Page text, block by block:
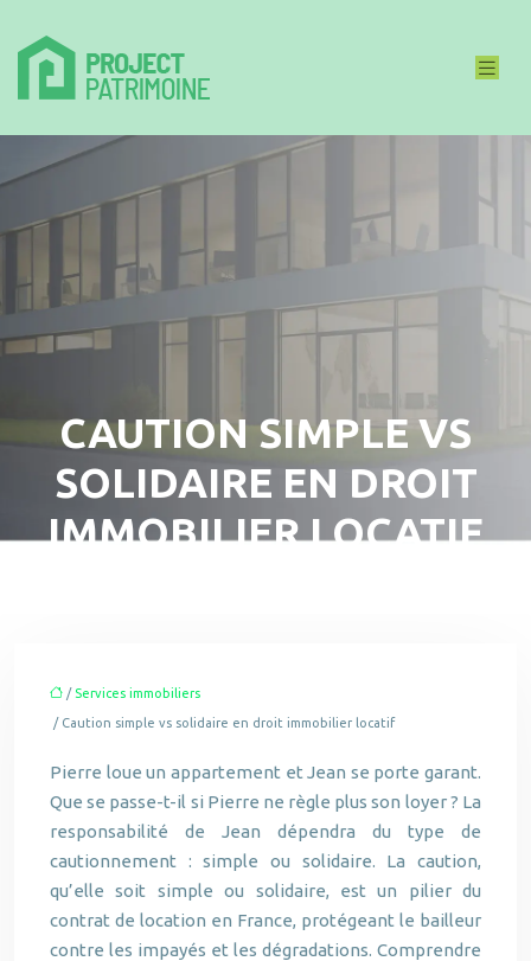
CAUTION SIMPLE VS
SOLIDAIRE EN DROIT
IMMOBILIER LOCATIF
/ Services immobiliers
/ Caution simple vs solidaire en droit immobilier locatif
Pierre loue un appartement et Jean se porte garant.
Que se passe-t-il si Pierre ne règle plus son loyer ? La
responsabilité de Jean dépendra du type de
cautionnement : simple ou solidaire. La caution,
qu’elle soit simple ou solidaire, est un pilier du
contrat de location en France, protégeant le bailleur
contre les impayés et les dégradations. Comprendre